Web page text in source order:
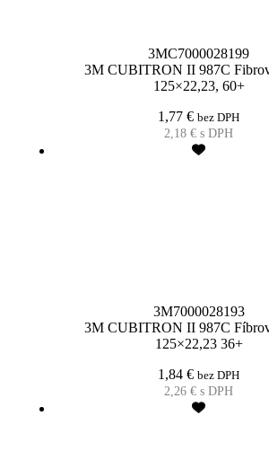
3MC7000028199
3M CUBITRON II 987C
125×22,23, 60+
1,77€ bez DPH
2,18€ s DPH
3M7000028193
3M CUBITRON II 987C
125×22,23 36+
1,84€ bez DPH
2,26€ s DPH